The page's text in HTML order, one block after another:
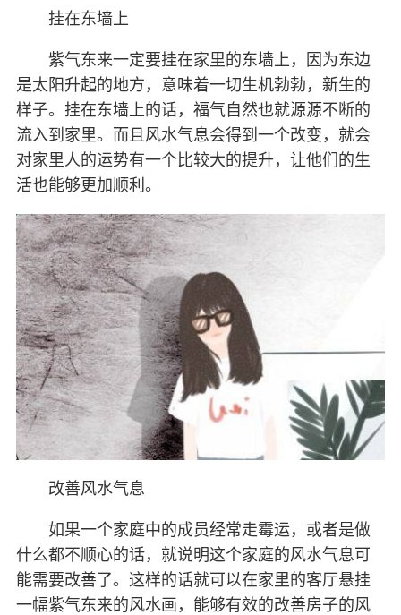
挂在东墙上
紫气东来一定要挂在家里的东墙上，因为东边
是太阳升起的地方，意味着一切生机勃勃，新生的
样子。挂在东墙上的话，福气自然也就源源不断的
流入到家里。而且风水气息会得到一个改变，就会
对家里人的运势有一个比较大的提升，让他们的生
活也能够更加顺利。
改善风水气息
如果一个家庭中的成员经常走霉运，或者是做
什么都不顺心的话，就说明这个家庭的风水气息可
能需要改善了。这样的话就可以在家里的客厅悬挂
一幅紫气东来的风水画，能够有效的改善房子的风